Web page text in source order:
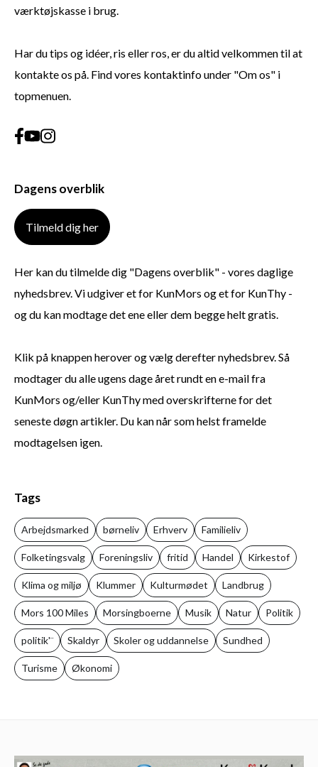
værktøjskasse i brug.
Har du tips og idéer, ris eller ros, er du altid velkommen til at
kontakte os på. Find vores kontaktinfo under "Om os" i
topmenuen.
Dagens overblik
Tilmeld dig her
Her kan du tilmelde dig "Dagens overblik" - vores daglige
nyhedsbrev. Vi udgiver et for KunMors og et for KunThy -
og du kan modtage det ene eller dem begge helt gratis.
Klik på knappen herover og vælg derefter nyhedsbrev. Så
modtager du alle ugens dage året rundt en e-mail fra
KunMors og/eller KunThy med overskrifterne for det
seneste døgn artikler. Du kan når som helst framelde
modtagelsen igen.
Tags
Arbejdsmarked børneliv Erhverv Familieliv
Folketingsvalg Foreningsliv fritid Handel Kirkestof
Klima og miljø Klummer Kulturmødet Landbrug
Mors 100 Miles Morsingboerne Musik Natur Politik
politik'¨ Skaldyr Skoler og uddannelse Sundhed
Turisme Økonomi